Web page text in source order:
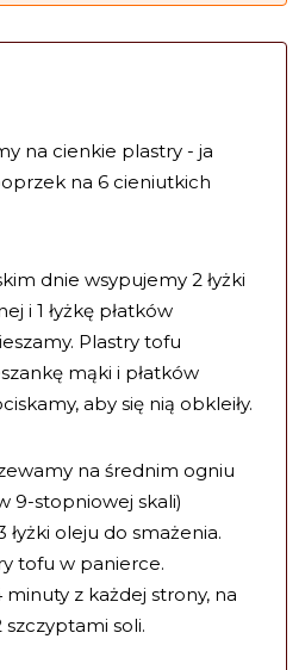
na cienkie plastry - ja
na 6 cieniutkich
dnie wsypujemy 2 łyżki
i 1 łyżkę płatków
Plastry tofu
mąki i płatków
aby się nią obkleiły.
na średnim ogniu
9-stopniowej skali)
oleju do smażenia.
tofu w panierce.
z każdej strony, na
szczyptami soli.